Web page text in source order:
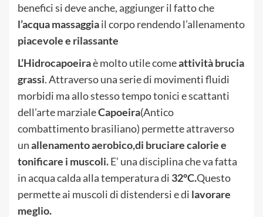
benefici si deve anche, aggiunger il fatto che
l’acquamassaggiail corpo rendendo l’allenamento
piacevole e rilassante
L’Hidrocapoeiraè molto utile comeattività brucia
grassi. Attraverso una serie di movimenti fluidi
morbidi ma allo stesso tempo tonici e scattanti
dell’arte marzialeCapoeira(Antico
combattimento brasiliano) permette attraverso
unallenamento aerobico,di bruciare calorie e
tonificare i muscoli.E’ una disciplina che va fatta
in acqua calda alla temperatura di 32°C.Questo
permette ai muscoli di distendersi e di lavorare
meglio.